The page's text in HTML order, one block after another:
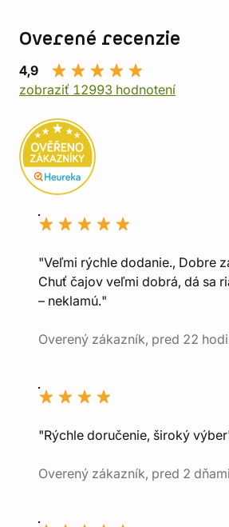
Overené recenzie
4,9
zobraziť 12993 hodnotení
"Veľmi rýchle dodanie., Dobre
Chuť čajov veľmi dobrá, dá sa
– neklamú."
Overený zákazník, pred 22
"Rýchle doručenie, široký
Overený zákazník, pred 2 dňami